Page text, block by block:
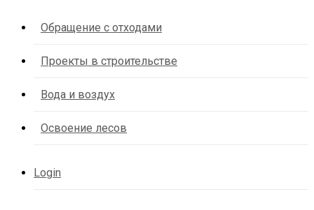
Обращение с отходами
Проекты в строительстве
Вода и воздух
Освоение лесов
Login